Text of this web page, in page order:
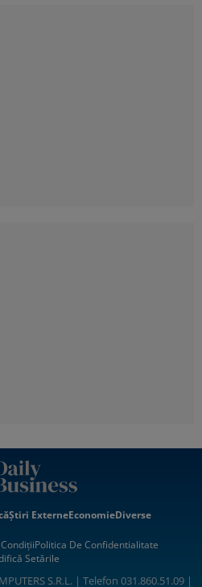
Știri ExterneEconomieDiverse
Politica De Confidentialitate
Setările
S.R.L. | Telefon 031.860.51.09 |